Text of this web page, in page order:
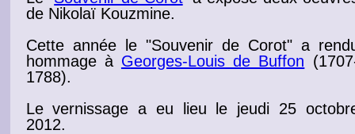
de Nikolaï Kouzmine.
Cette année le "Souvenir de Corot" a
hommage à Georges-Louis de Buffon
1788).
Levernissage a eu lieu le jeudi 25
2012.